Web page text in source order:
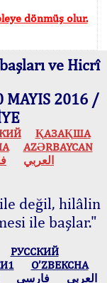
dönmüş olur.
ve Hicrî
MAYIS 2016 /
ҚАЗАҚША
AZӘRBAYCAN
العربي
değil, hilâlin
ile başlar."
РУССКИЙ
O’ZBEKCHA
العربي فارسی